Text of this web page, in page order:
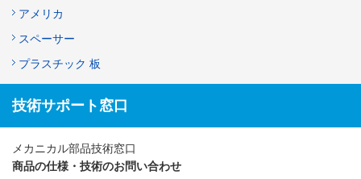
アメリカ
スペーサー
プラスチック 板
技術サポート窓口
メカニカル部品技術窓口
商品の仕様・技術のお問い合わせ